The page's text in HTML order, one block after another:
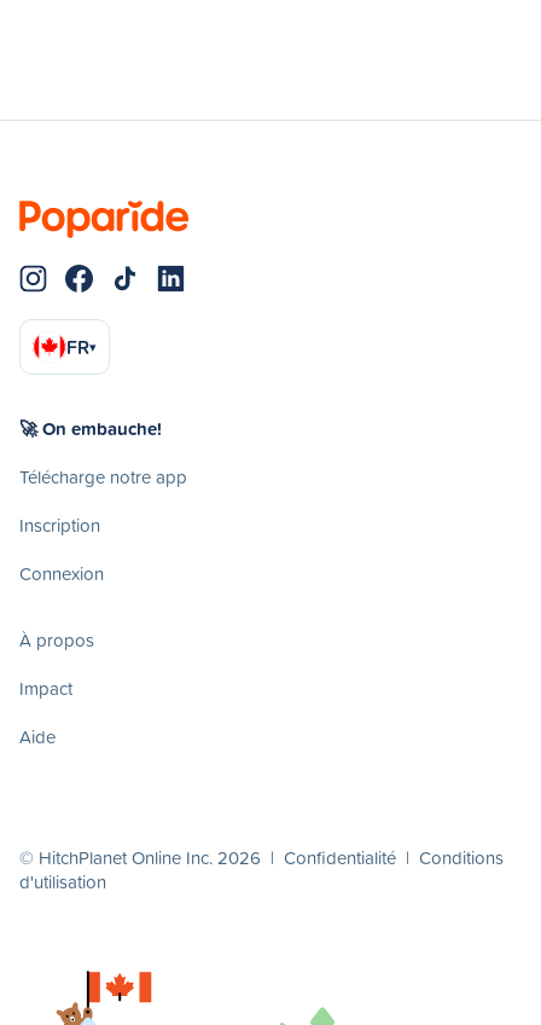
FR▾
🚀 On embauche!
Télécharge notre app
Inscription
Connexion
À propos
Impact
Aide
© HitchPlanet Online Inc. 2026 | Confidentialité | Conditions
d'utilisation